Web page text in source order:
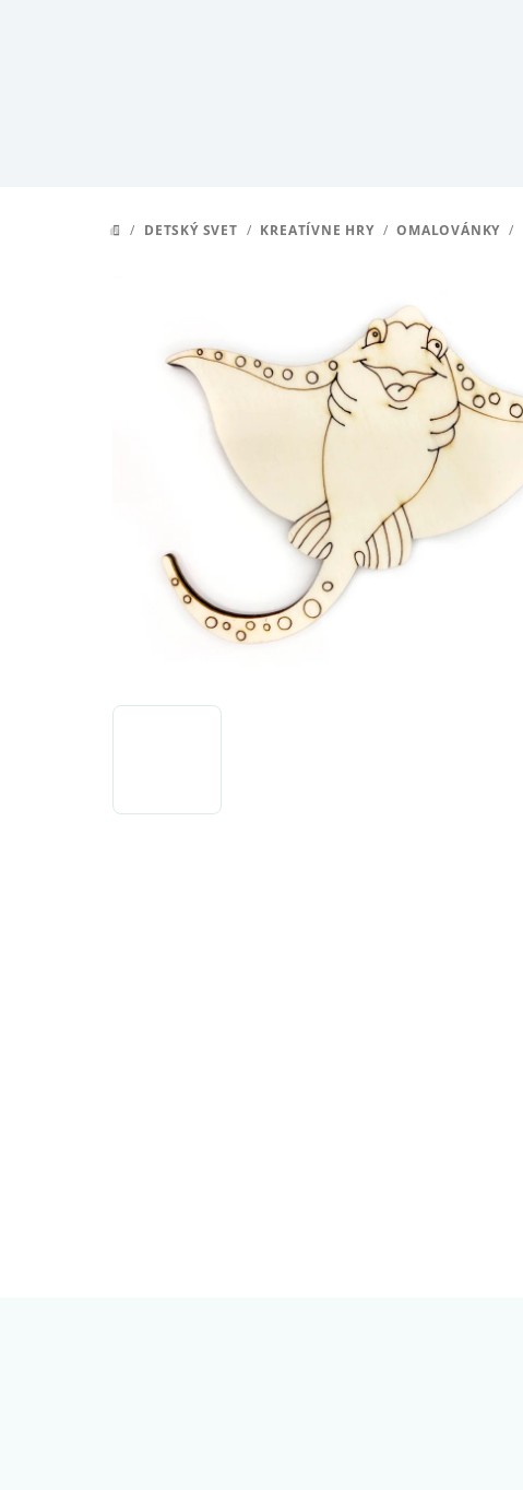
DOMOV
/ DETSKÝ SVET / KREATÍVNE HRY / OMALOVÁNKY /